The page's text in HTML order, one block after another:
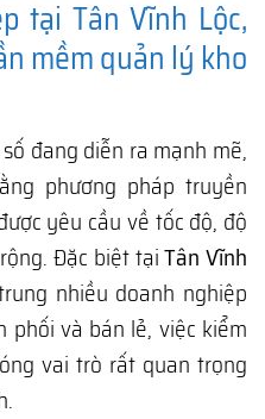
tại Tân Vĩnh Lộc,
mềm quản lý kho
đang diễn ra mạnh mẽ,
phương pháp truyền
yêu cầu về tốc độ, độ
Đặc biệt tạiTân Vĩnh
nhiều doanh nghiệp
phối và bán lẻ, việc kiểm
vai trò rất quan trọng